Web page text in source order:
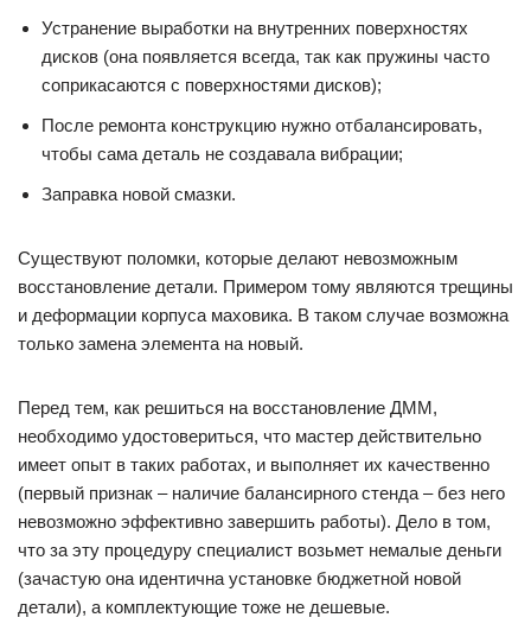
Устранение выработки на внутренних поверхностях
дисков (она появляется всегда, так как пружины часто
соприкасаются с поверхностями дисков);
После ремонта конструкцию нужно отбалансировать,
чтобы сама деталь не создавала вибрации;
Заправка новой смазки.
Существуют поломки, которые делают невозможным
восстановление детали. Примером тому являются трещины
и деформации корпуса маховика. В таком случае возможна
только замена элемента на новый.
Перед тем, как решиться на восстановление ДММ,
необходимо удостовериться, что мастер действительно
имеет опыт в таких работах, и выполняет их качественно
(первый признак – наличие балансирного стенда – без него
невозможно эффективно завершить работы). Дело в том,
что за эту процедуру специалист возьмет немалые деньги
(зачастую она идентична установке бюджетной новой
детали), а комплектующие тоже не дешевые.